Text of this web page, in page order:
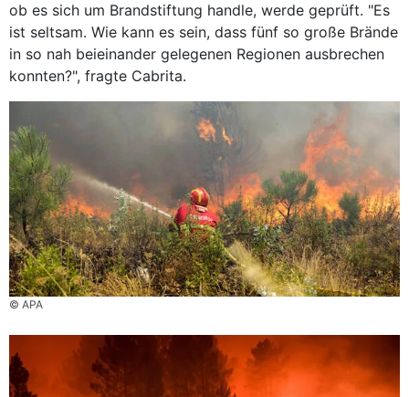
ob es sich um Brandstiftung handle, werde geprüft. "Es
ist seltsam. Wie kann es sein, dass fünf so große Brände
in so nah beieinander gelegenen Regionen ausbrechen
konnten?", fragte Cabrita.
© APA